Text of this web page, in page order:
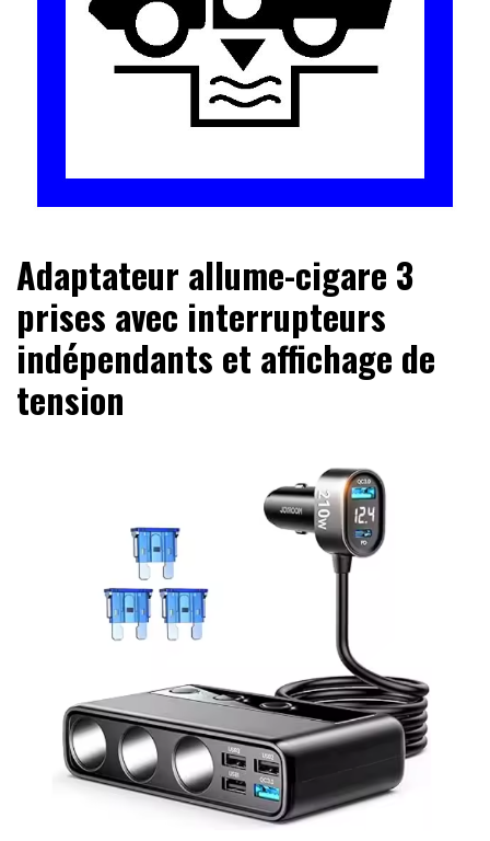
Camping-car Travel
Adaptateur allume-cigare 3
prises avec interrupteurs
indépendants et affichage de
tension